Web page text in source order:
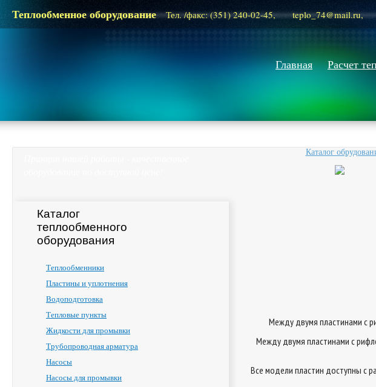
Теплообменное оборудование Тел. /факс: (351) 240-02-45, teplo_74@mail.ru,
Главная Расчет
Каталог
теплообменного
оборудования
Теплообменники
Пластины и уплотнения
Водоподготовка
Тепловые пункты
Жидкости для промывки
Трубопроводная арматура
Насосы
Насосы для промывки
Каталог
Между двумя пластинами с
Между двумя пластинами с
Все модели пластин доступны с